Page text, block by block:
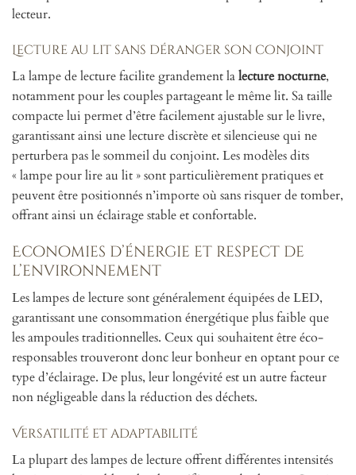
lecteur.
Lecture au lit sans déranger son conjoint
La lampe de lecture facilite grandement lalecture nocturne,
notamment pour les couples partageant le même lit. Sa taille
compacte lui permet d’être facilement ajustable sur le livre,
garantissant ainsi une lecture discrète et silencieuse qui ne
perturbera pas le sommeil du conjoint. Les modèles dits
« lampe pour lire au lit » sont particulièrement pratiques et
peuvent être positionnés n’importe où sans risquer de tomber,
offrant ainsi un éclairage stable et confortable.
Economies d’énergie et respect de
l’environnement
Les lampes de lecture sont généralement équipées de LED,
garantissant une consommation énergétique plus faible que
les ampoules traditionnelles. Ceux qui souhaitent être éco-
responsables trouveront donc leur bonheur en optant pour ce
type d’éclairage. De plus, leur longévité est un autre facteur
non négligeable dans la réduction des déchets.
Versatilité et adaptabilité
La plupart des lampes de lecture offrent différentes intensités